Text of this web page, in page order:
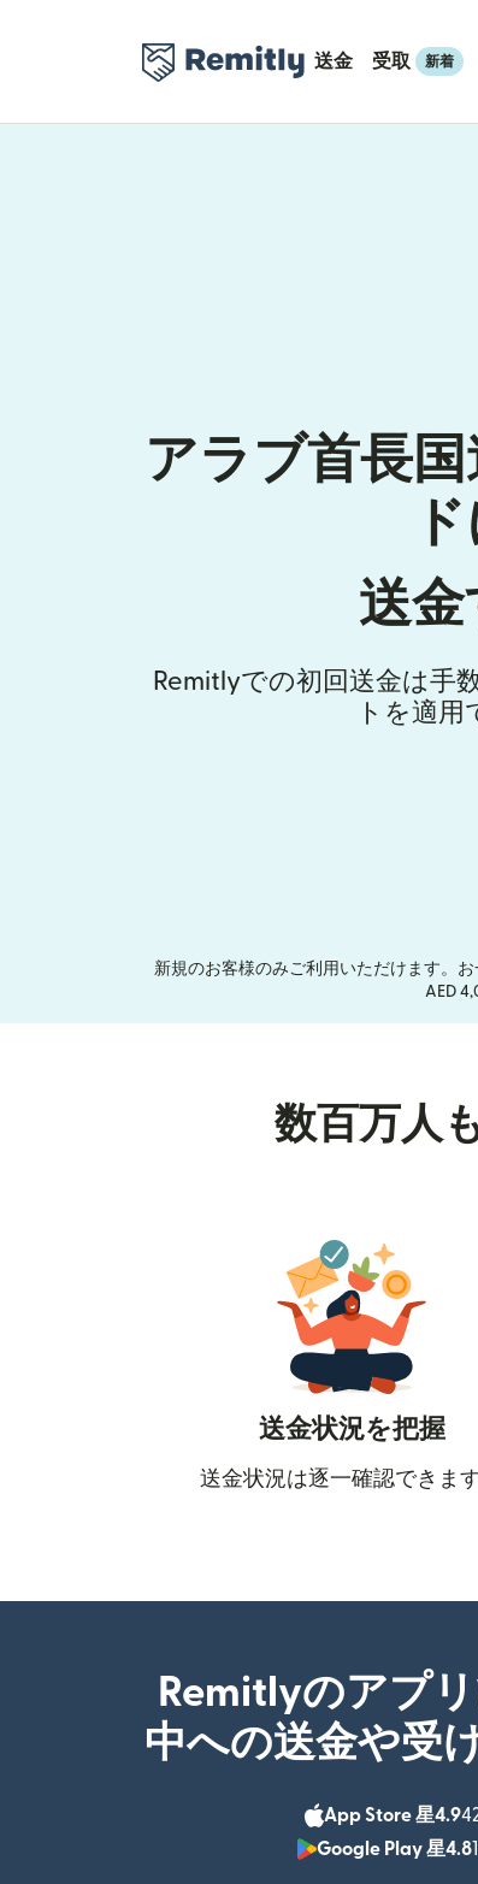
送金 受取 新着
アラブ首長
送金
Remitlyでの初回送金は手
トを適用
新規のお客様のみご利用いただけます。
AED
数百万人
送金状況を把握
送金状況は逐一確認できます
Remitlyのアプ
中への送金や受
App Store 星4.9
Google Play 星4.8